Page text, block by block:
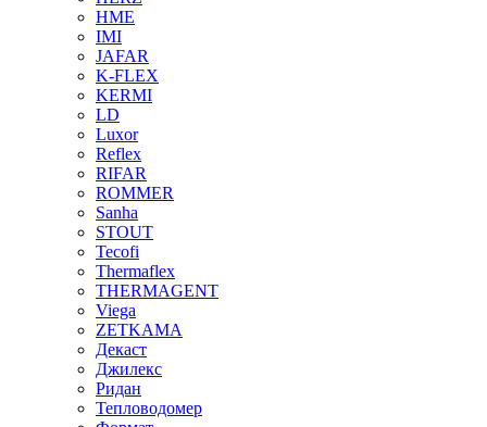
HME
IMI
JAFAR
K-FLEX
KERMI
LD
Luxor
Reflex
RIFAR
ROMMER
Sanha
STOUT
Tecofi
Thermaflex
THERMAGENT
Viega
ZETKAMA
Декаст
Джилекс
Ридан
Тепловодомер